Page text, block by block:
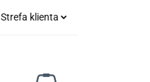
Strefa klienta
Zarejestruj się